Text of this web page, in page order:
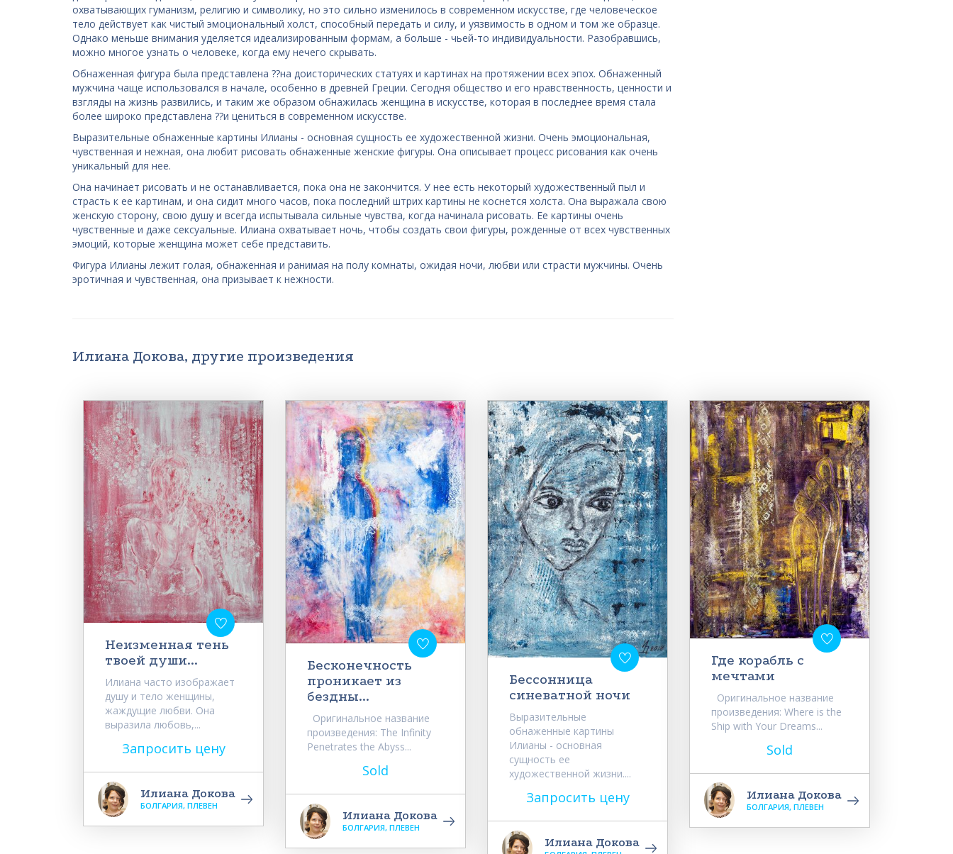
охватывающих гуманизм, религию и символику, но это сильно изменилось в современном искусстве, где человеческое
тело действует как чистый эмоциональный холст, способный передать и силу, и уязвимость в одном и том же образце.
Однако меньше внимания уделяется идеализированным формам, а больше - чьей-то индивидуальности. Разобравшись,
можно многое узнать о человеке, когда ему нечего скрывать.
Обнаженная фигура была представлена ??на доисторических статуях и картинах на протяжении всех эпох. Обнаженный
мужчина чаще использовался в начале, особенно в древней Греции. Сегодня общество и его нравственность, ценности и
взгляды на жизнь развились, и таким же образом обнажилась женщина в искусстве, которая в последнее время стала
более широко представлена ??и цениться в современном искусстве.
Выразительные обнаженные картины Илианы - основная сущность ее художественной жизни. Очень эмоциональная,
чувственная и нежная, она любит рисовать обнаженные женские фигуры. Она описывает процесс рисования как очень
уникальный для нее.
Она начинает рисовать и не останавливается, пока она не закончится. У нее есть некоторый художественный пыл и
страсть к ее картинам, и она сидит много часов, пока последний штрих картины не коснется холста. Она выражала свою
женскую сторону, свою душу и всегда испытывала сильные чувства, когда начинала рисовать. Ее картины очень
чувственные и даже сексуальные. Илиана охватывает ночь, чтобы создать свои фигуры, рожденные от всех чувственных
эмоций, которые женщина может себе представить.
Фигура Илианы лежит голая, обнаженная и ранимая на полу комнаты, ожидая ночи, любви или страсти мужчины. Очень
эротичная и чувственная, она призывает к нежности.
Илиана Докова, другие произведения
Неизменная тень
твоей души...
Илиана часто изображает
душу и тело женщины,
жаждущие любви. Она
выразила любовь,...
Запросить цену
Илиана Докова
БОЛГАРИЯ, ПЛЕВЕН
Бесконечность
проникает из
бездны...
Оригинальное название
произведения: The Infinity
Penetrates the Abyss...
Sold
Илиана Докова
БОЛГАРИЯ, ПЛЕВЕН
Бессонница
синеватной ночи
Выразительные
обнаженные картины
Илианы - основная
сущность ее
художественной жизни....
Запросить цену
Илиана Докова
Где корабль с
мечтами
Оригинальное название
произведения: Where is the
Ship with Your Dreams...
Sold
Илиана Докова
БОЛГАРИЯ, ПЛЕВЕН